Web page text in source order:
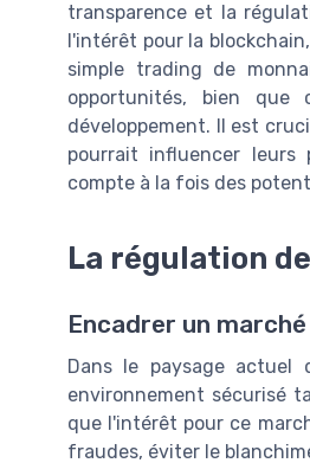
transparence et la
l'intérêt pour la
simple trading de
opportunités, bien que
développement. Il est
pourrait influencer
compte à la fois des
La régulation
Encadrer un
Dans le paysage actuel
environnement sécurisé
que l'intérêt pour ce
fraudes, éviter le